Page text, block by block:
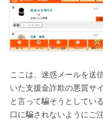
ここは、迷惑メールを送
いた支援金詐欺の悪質サ
と言って騙そうとしてい
口に騙されないようにご